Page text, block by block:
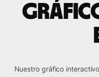
Nuestro gráfico